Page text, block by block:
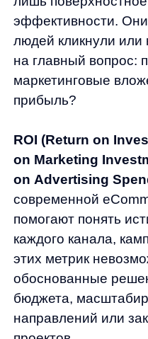
этих метрик
обоснованные решения
бюджета,
направлений или
Правильный расчет этих
роста, оптимизировать
общую прибыльность
жесткой конкуренции в
именно точная
конкурентным
ROI: как
всех инвестиций